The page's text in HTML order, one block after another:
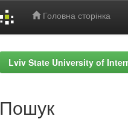
Головна сторінка
Lviv State University of
Пошук